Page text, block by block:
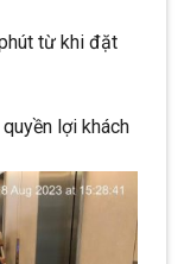
từ khi đặt
lợi khách